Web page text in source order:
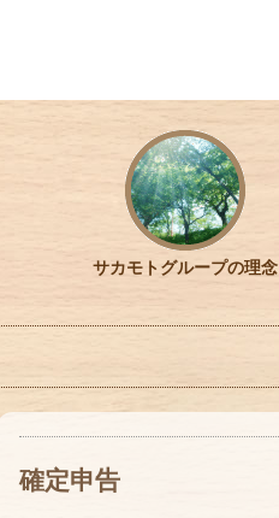
サカモトグループの理念
確定申告